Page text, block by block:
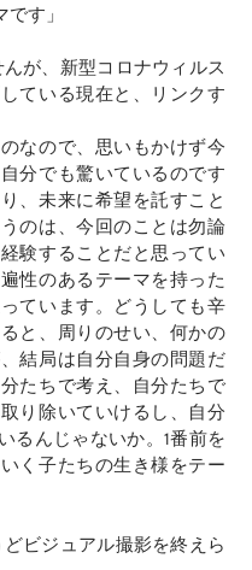
す」
が、新型コロナウィルス
ている現在と、リンクす
なので、思いもかけず今
分でも驚いているのです
、未来に希望を託すこと
のは、今回のことは勿論
験することだと思ってい
性のあるテーマを持った
ています。どうしても辛
と、周りのせい、何かの
結局は自分自身の問題だ
たちで考え、自分たちで
り除いていけるし、自分
るんじゃないか。1番前を
く子たちの生き様をテー
ビジュアル撮影を終えら